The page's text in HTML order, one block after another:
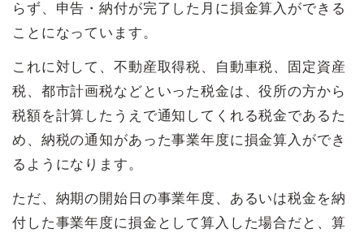
らず、申告・納付が完了した月に損金算入ができる
ことになっています。
これに対して、不動産取得税、自動車税、固定資産
税、都市計画税などといった税金は、役所の方から
税額を計算したうえで通知してくれる税金であるた
め、納税の通知があった事業年度に損金算入ができ
るようになります。
ただ、納期の開始日の事業年度、あるいは税金を納
付した事業年度に損金として算入した場合だと、算